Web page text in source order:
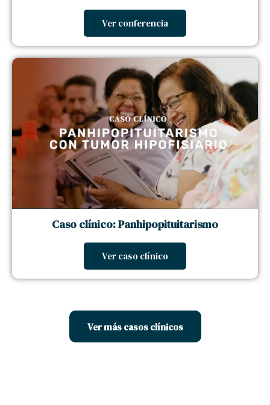
Ver conferencia
Caso clínico: Panhipopituitarismo
Ver caso clínico
Ver más casos clínicos